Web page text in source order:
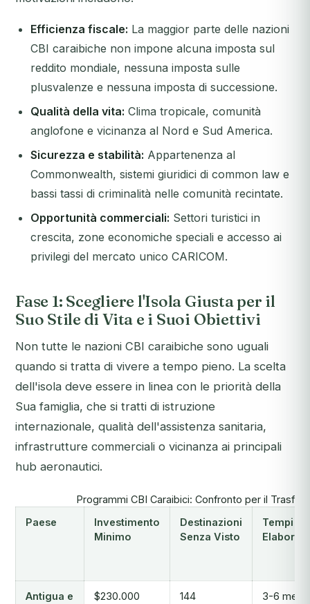
Efficienza fiscale: La maggior parte delle nazioni
CBI caraibiche non impone alcuna imposta sul
reddito mondiale, nessuna imposta sulle
plusvalenze e nessuna imposta di successione.
Qualità della vita: Clima tropicale, comunità
anglofone e vicinanza al Nord e Sud America.
Sicurezza e stabilità: Appartenenza al
Commonwealth, sistemi giuridici di common law e
bassi tassi di criminalità nelle comunità recintate.
Opportunità commerciali: Settori turistici in
crescita, zone economiche speciali e accesso ai
privilegi del mercato unico CARICOM.
Fase 1: Scegliere l'Isola Giusta per il
Suo Stile di Vita e i Suoi Obiettivi
Non tutte le nazioni CBI caraibiche sono uguali
quando si tratta di vivere a tempo pieno. La scelta
dell'isola deve essere in linea con le priorità della
Sua famiglia, che si tratti di istruzione
internazionale, qualità dell'assistenza sanitaria,
infrastrutture commerciali o vicinanza ai principali
hub aeronautici.
Programmi CBI Caraibici: Confronto per il
Paese
Investimento
Minimo
Destinazioni
Senza Visto
Tempi di
Antigua e
$230.000 144 3-6 mesi